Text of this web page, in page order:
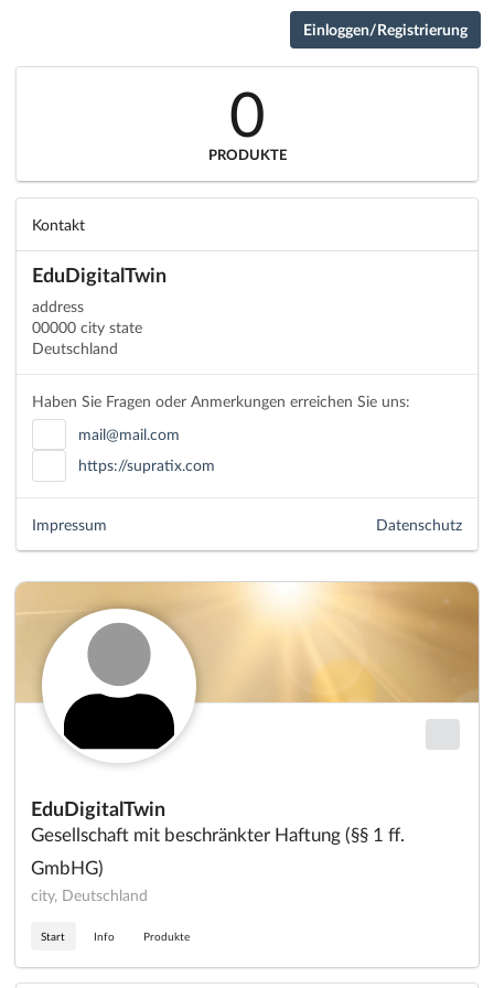
Einloggen/Registrierung
EduDigitalTwin
Gesellschaft mit beschränkter Haftung (§§ 1 ff.
GmbHG)
city, Deutschland
Start Info Produkte
0
PRODUKTE
Kontakt
EduDigitalTwin
address
00000 city state
Deutschland
Haben Sie Fragen oder Anmerkungen erreichen Sie uns:
mail@mail.com
https://supratix.com
Datenschutz
Impressum